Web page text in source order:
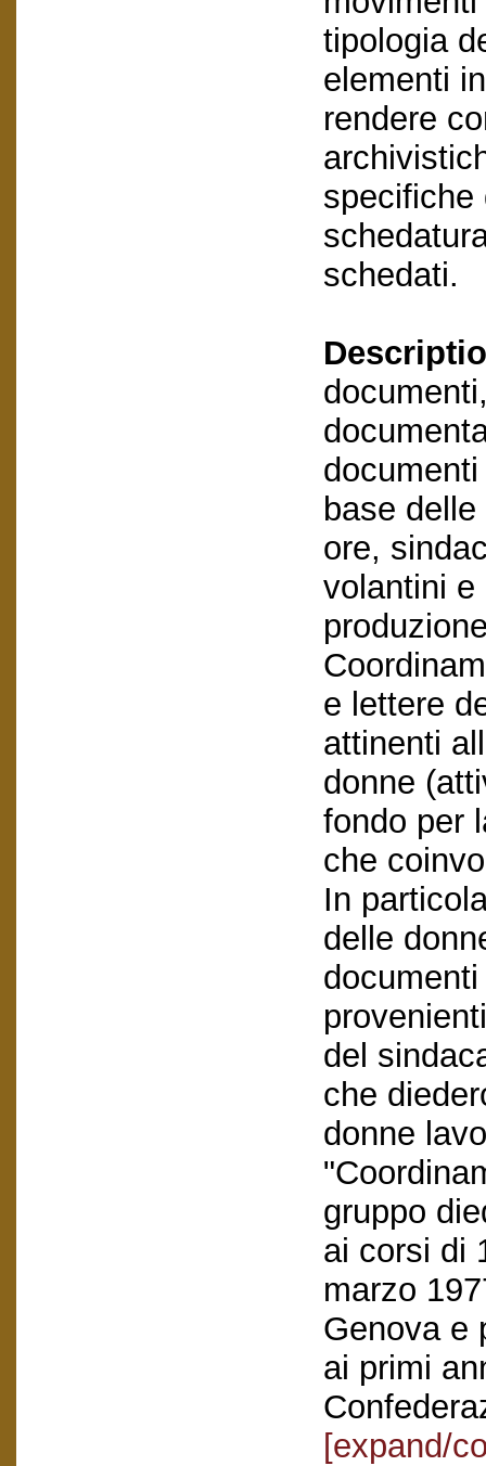
tipologia
elementi
rendere
specifiche
schedati.
base
ore,
volantini e
e lettere
attinenti
donne
fondo per
che
In
delle
del
che
donne
gruppo
ai corsi di
marzo
Genova e
ai primi
[expand/